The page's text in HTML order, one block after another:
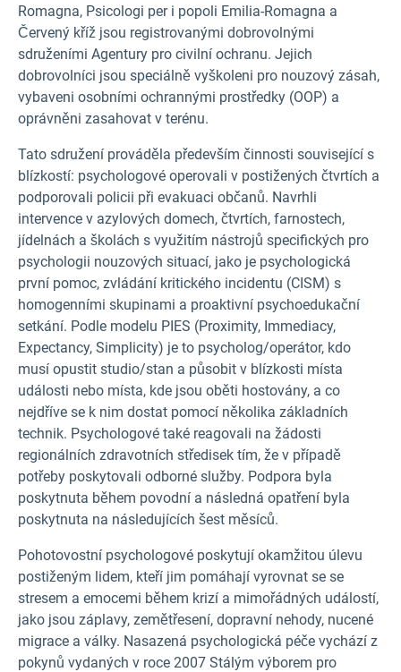
Romagna, Psicologi per i popoli Emilia-Romagna a
Červený kříž jsou registrovanými dobrovolnými
sdruženími Agentury pro civilní ochranu. Jejich
dobrovolníci jsou speciálně vyškoleni pro nouzový zásah,
vybaveni osobními ochrannými prostředky (OOP) a
oprávněni zasahovat v terénu.
Tato sdružení prováděla především činnosti související s
blízkostí: psychologové operovali v postižených čtvrtích a
podporovali policii při evakuaci občanů. Navrhli
intervence v azylových domech, čtvrtích, farnostech,
jídelnách a školách s využitím nástrojů specifických pro
psychologii nouzových situací, jako je psychologická
první pomoc, zvládání kritického incidentu (CISM) s
homogenními skupinami a proaktivní psychoedukační
setkání. Podle modelu PIES (Proximity, Immediacy,
Expectancy, Simplicity) je to psycholog/operátor, kdo
musí opustit studio/stan a působit v blízkosti místa
události nebo místa, kde jsou oběti hostovány, a co
nejdříve se k nim dostat pomocí několika základních
technik. Psychologové také reagovali na žádosti
regionálních zdravotních středisek tím, že v případě
potřeby poskytovali odborné služby. Podpora byla
poskytnuta během povodní a následná opatření byla
poskytnuta na následujících šest měsíců.
Pohotovostní psychologové poskytují okamžitou úlevu
postiženým lidem, kteří jim pomáhají vyrovnat se se
stresem a emocemi během krizí a mimořádných událostí,
jako jsou záplavy, zemětřesení, dopravní nehody, nucené
migrace a války. Nasazená psychologická péče vychází z
pokynů vydaných v roce 2007 Stálým výborem pro